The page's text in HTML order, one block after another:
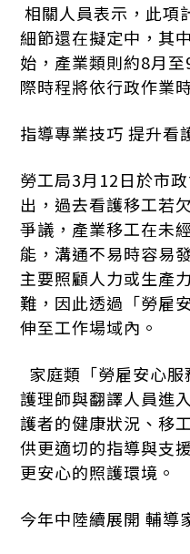
相關人員表示，此項
細節還在擬定中，其
始，產業類則約8月
際時程將依行政作業
指導專業技巧 提升看
勞工局3月12日於市
出，過去看護移工若
爭議，產業移工在未
能，溝通不易時容易
主要照顧人力或生產
難，因此透過「勞雇
伸至工作場域內。
家庭類「勞雇安心
護理師與翻譯人員進
護者的健康狀況、移
供更適切的指導與支
更安心的照護環境。
今年中陸續展開 輔導